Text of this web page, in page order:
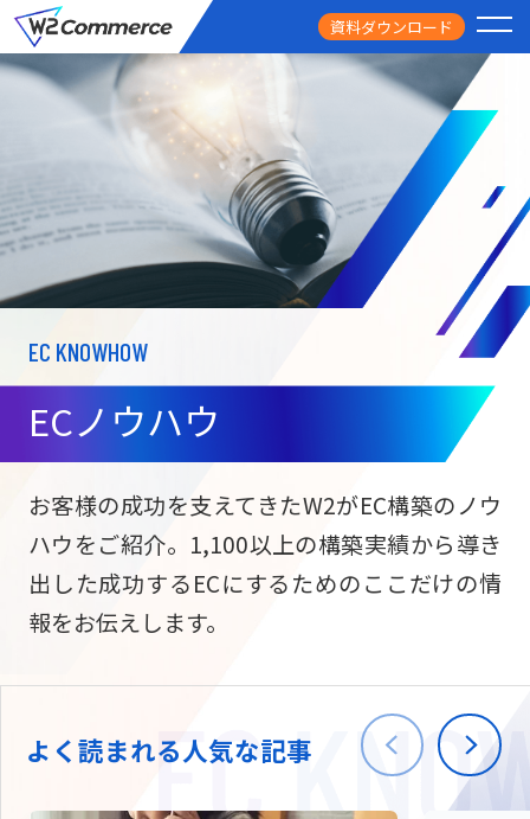
資料ダウンロード
サービス
ECサイト構築
サブスク/定期通販
ECサイト構築
海外進出・現地
W2
PRICE
料金
FEATURE
導入事例
USEFUL
お役立ち情報
NEWS
ニュース
会社情報
TW
EC KNOWHOW
ECノウハウ
お客様の成功を支えてきたW2がEC構築のノウ
ハウをご紹介。1,100以上の構築実績から導き
出した成功するECにするためのここだけの情
報をお伝えします。
よく読まれる人気な記事